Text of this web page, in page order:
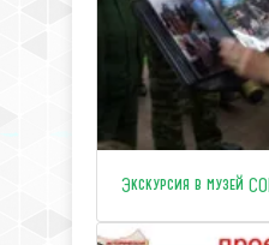
Экскурсия в музей